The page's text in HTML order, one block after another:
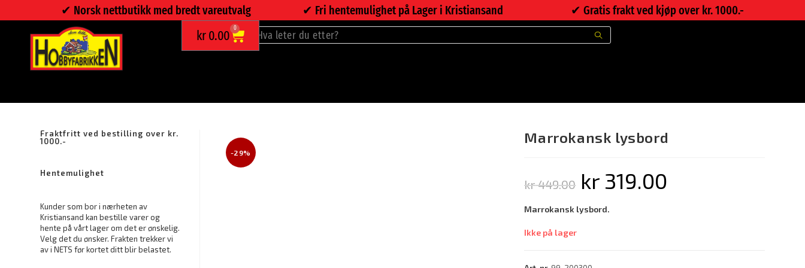
✔︎ Norsk nettbutikk med bredt vareutvalg ✔︎ Fri hentemulighet på Lager i Kristiansand ✔︎ Gratis frakt ved kjøp over kr. 1000.-
kr0.00 0
-29%
Marrokansk lysbord
kr449.00 kr 319.00
Marrokansk lysbord.
Ikke på lager
Fraktfritt ved bestilling over kr.
1000.-
Hentemulighet
Kunder som bor i nærheten av
Kristiansand kan bestille varer og
hente på vårt lager om det er ønskelig.
Velg det du ønsker. Frakten trekker vi
av i NETS før kortet ditt blir belastet.